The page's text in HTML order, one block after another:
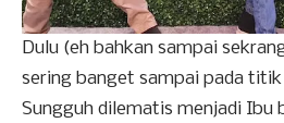
Dulu (eh bahkan sampai
sering banget sampai pada
Sungguh dilematis menjadi Ibu